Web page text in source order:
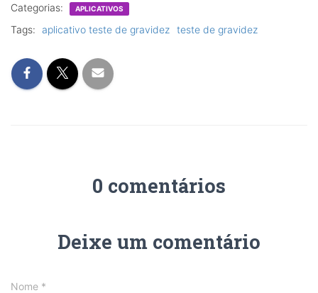
Categorias: APLICATIVOS
Tags: aplicativo teste de gravidez teste de gravidez
0 comentários
Deixe um comentário
Nome *